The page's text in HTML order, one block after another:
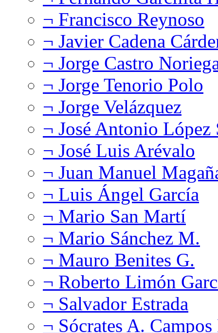
¬ Francisco Reynoso
¬ Javier Cadena
¬ Jorge Castro
¬ Jorge Tenorio Polo
¬ Jorge Velázquez
¬ José Antonio López
¬ José Luis Arévalo
¬ Juan Manuel
¬ Luis Ángel García
¬ Mario San Martí
¬ Mario Sánchez M.
¬ Mauro Benites G.
¬ Roberto Limón
¬ Salvador Estrada
¬ Sócrates A.